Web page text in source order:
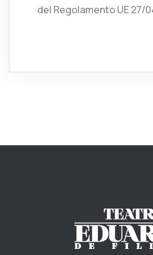
del Regolamento UE 27/